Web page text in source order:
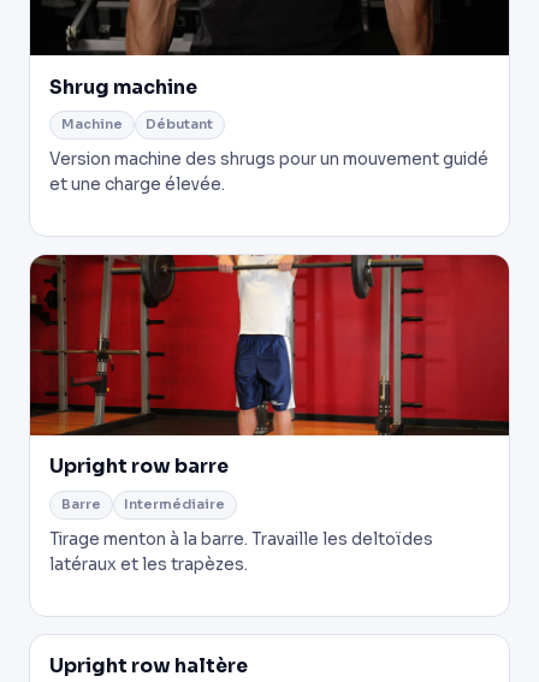
Shrug machine
Machine Débutant
Version machine des shrugs pour un mouvement guidé
et une charge élevée.
Upright row barre
Barre Intermédiaire
Tirage menton à la barre. Travaille les deltoïdes
latéraux et les trapèzes.
Upright row haltère